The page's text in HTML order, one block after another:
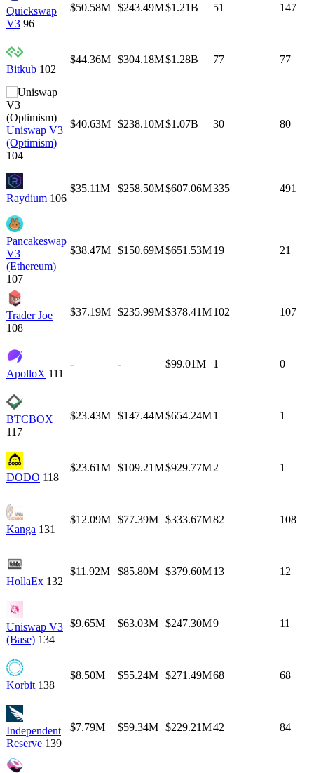
Quickswap
V3 96
$50.58M $243.49M$1.21B 51 147
Bitkub 102
$44.36M $304.18M$1.28B 77 77
Uniswap V3
(Optimism)
104
$40.63M $238.10M$1.07B 30 80
Raydium 106
$35.11M $258.50M$607.06M335 491
Pancakeswap
V3
(Ethereum)
107
$38.47M $150.69M$651.53M19 21
Trader Joe
108
$37.19M $235.99M$378.41M102 107
ApolloX 111
- - $99.01M 1 0
BTCBOX
117
$23.43M $147.44M$654.24M1 1
DODO 118
$23.61M $109.21M$929.77M2 1
Kanga 131
$12.09M $77.39M $333.67M82 108
HollaEx 132
$11.92M $85.80M $379.60M13 12
Uniswap V3
(Base) 134
$9.65M $63.03M $247.30M9 11
Korbit 138
$8.50M $55.24M $271.49M68 68
Independent
Reserve 139
$7.79M $59.34M $229.21M42 84